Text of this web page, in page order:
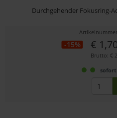
Durchgehender Fokusring-
-15% € 1,70
Brutto: €